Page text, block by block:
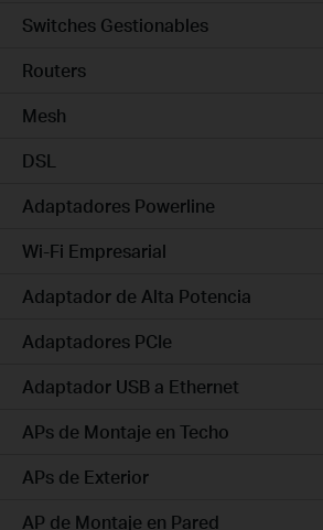
Switches Gestionables
Routers
Mesh
DSL
Adaptadores Powerline
Wi-Fi Empresarial
Adaptador de Alta Potencia
Adaptadores PCIe
Adaptador USB a Ethernet
APs de Montaje en Techo
APs de Exterior
AP de Montaje en Pared